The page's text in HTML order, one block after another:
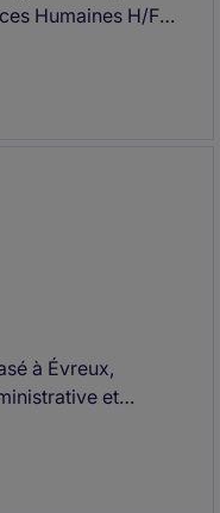
Humaines H/F
à Évreux,
et
aux activités RH
internes.